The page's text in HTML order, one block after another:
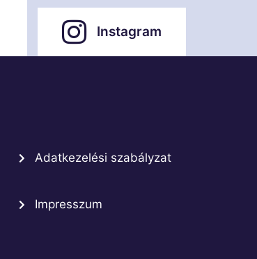
Instagram
Adatkezelési szabályzat
Impresszum